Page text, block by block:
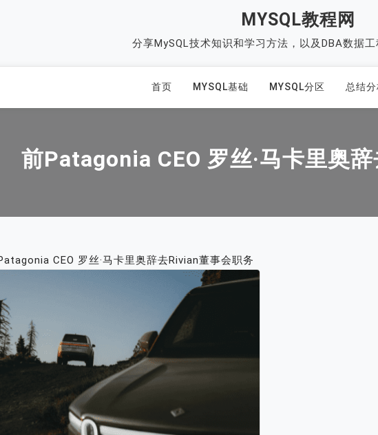
MYSQL教程网
分享MySQL技术知识和学习方法，以及DBA数据工
首页 MYSQL基础 MYSQL分区 总结
前Patagonia CEO 罗丝·马卡里奥
CEO 罗丝·马卡里奥辞去Rivian董事会职务